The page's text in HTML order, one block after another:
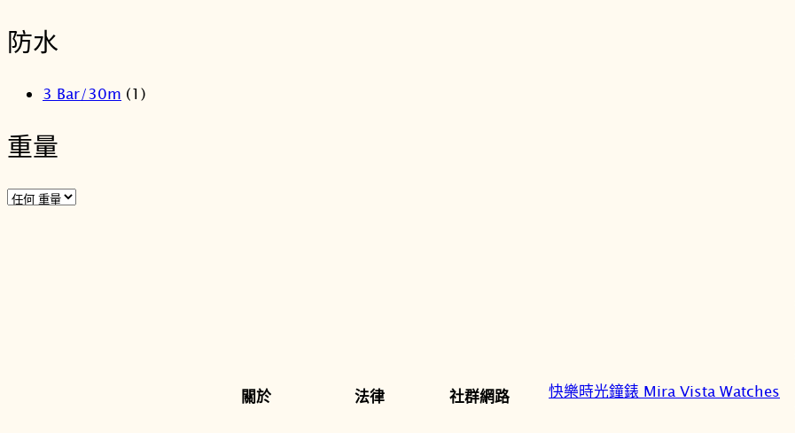
防水
3 Bar/30m (1)
重量
關於 法律 社群網路 快樂時光鐘錶 Mira Vista Watches